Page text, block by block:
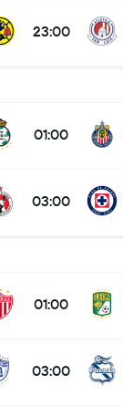
23:00
01:00
03:00
01:00
03:00